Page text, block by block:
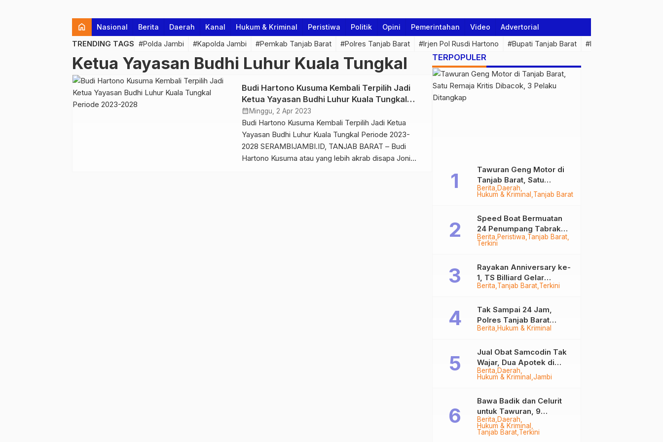
home Nasional Berita Daerah Kanal Hukum & Kriminal Peristiwa Politik Opini Pemerintahan Video Advertorial
TRENDING TAGS #Polda Jambi #Kapolda Jambi #Pemkab Tanjab Barat #Polres Tanjab Barat #Irjen Pol Rusdi Hartono #Bupati Tanjab Barat #Pemprov Jambi
Ketua Yayasan Budhi Luhur Kuala Tungkal
Budi Hartono Kusuma Kembali Terpilih Jadi
Ketua Yayasan Budhi Luhur Kuala Tungkal
Periode 2023-2028
calendar_month Minggu, 2 Apr 2023
Budi Hartono Kusuma Kembali Terpilih Jadi Ketua
Yayasan Budhi Luhur Kuala Tungkal Periode 2023-
2028 SERAMBIJAMBI.ID, TANJAB BARAT – Budi
Hartono Kusuma atau yang lebih akrab disapa Joni
TERPOPULER
Berita Daerah
Hukum & Kriminal Tanjab Barat
Tawuran Geng Motor di
Tanjab Barat, Satu
Remaja Kritis Dibacok, 3
Pelaku Ditangkap
Berita Peristiwa Tanjab Barat
Terkini
Speed Boat Bermuatan
24 Penumpang Tabrak
Togok di Kuala Tungkal,
Berita Tanjab Barat Terkini
Rayakan Anniversary ke-
1, TS Billiard Gelar
Turnamen 9 Ball
Berita Hukum & Kriminal
Tak Sampai 24 Jam,
Polres Tanjab Barat
Ringkus Komplotan
Tungkal
Berita Daerah
Hukum & Kriminal Jambi
Jual Obat Samcodin Tak
Wajar, Dua Apotek di
Tanjab Barat Disegel
Berita Daerah
Hukum & Kriminal
Tanjab Barat Terkini
Bawa Badik dan Celurit
untuk Tawuran, 9
Anggota Geng Motor di
Tanjab Barat Diringkus